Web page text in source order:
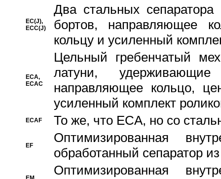
EC(J),
ECC(J)
Два стальных сепаратора
бортов, направляющее
кольцу и усиленный
ECA,
ECAC
Цельный гребенчатый
латуни,
направляющее кольцо,
усиленный комплект
ECAF То же, что ECA, но со
EF
Оптимизированная
обработанный сепаратор
Оптимизированная